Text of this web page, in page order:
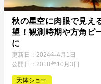
秋の星空に肉眼で見え
望！観測時期や方角ピ
に
更新日：2024年4月1日
公開日：2018年10月3日
天体ショー